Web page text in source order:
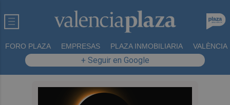
FORO PLAZA EMPRESAS PLAZA INMOBILIARIA VALÈNCIA
+ Seguir en Google